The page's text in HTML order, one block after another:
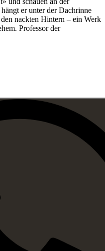
er unter der Dachrinne
nackten Hintern – ein Werk
Professor der